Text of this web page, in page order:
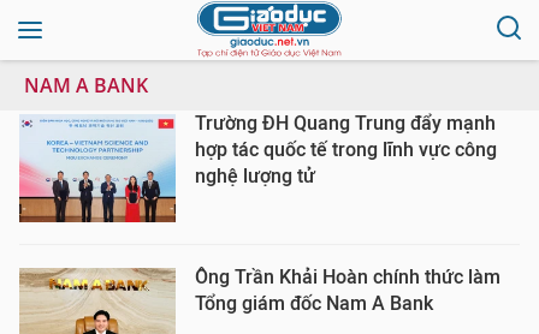
NAM A BANK
Trường ĐH Quang Trung đẩy mạnh
hợp tác quốc tế trong lĩnh vực công
nghệ lượng tử
Ông Trần Khải Hoàn chính thức làm
Tổng giám đốc Nam A Bank